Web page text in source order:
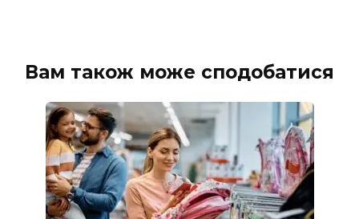
Вам також може сподобатися